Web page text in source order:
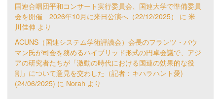
国連合唱団平和コンサート実行委員会、国連大学で準備委員
会を開催 2026年10月に来日公演へ（22/12/2025）
に 米
川佳伸 より
ACUNS（国連システム学術評議会）会長のフランツ・バウ
マン氏が司会を務めるハイブリッド形式の円卓会議で、アジ
アの研究者たちが「激動の時代における国連の効果的な役
割」について意見を交わした（記者：キハラハント愛)
(24/06/2025) に Norah より